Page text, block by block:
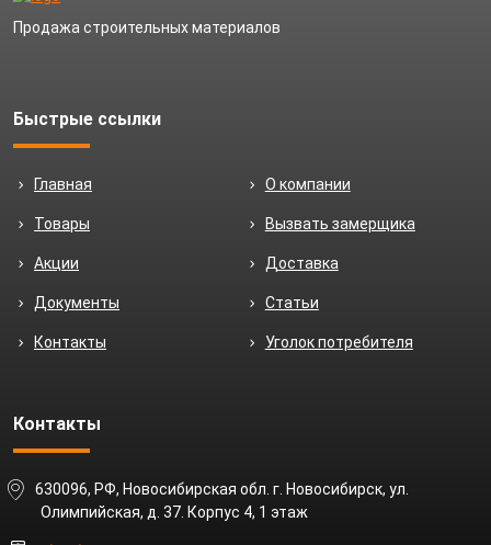
Продажа строительных материалов
Быстрые ссылки
Главная О компании
Товары Вызвать замерщика
Акции Доставка
Документы Статьи
Контакты Уголок потребителя
Контакты
630096, РФ, Новосибирская обл. г. Новосибирск, ул.
Олимпийская, д. 37. Корпус 4, 1 этаж